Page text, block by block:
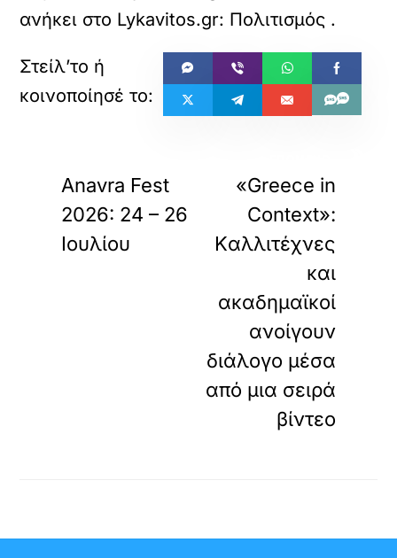
ανήκει στο Lykavitos.gr: Πολιτισμός .
Anavra Fest
2026: 24 – 26
Ιουλίου
«Greece in
Context»:
Kαλλιτέχνες
και
ακαδημαϊκοί
ανοίγουν
διάλογο μέσα
από μια σειρά
βίντεο